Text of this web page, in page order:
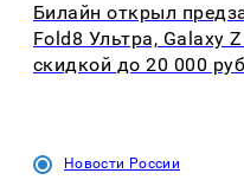
Билайн открыл
Fold8 Ультра, Galaxy
скидкой до 20 000
Новости России